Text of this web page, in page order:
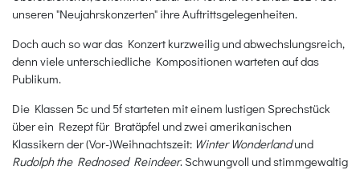
unseren "Neujahrskonzerten" ihre Auftrittsgelegenheiten.
Doch auch so war das Konzert kurzweilig und abwechslungsreich,
denn viele unterschiedliche Kompositionen warteten auf das
Publikum.
Die Klassen 5c und 5f starteten mit einem lustigen Sprechstück
über ein Rezept für Bratäpfel und zwei amerikanischen
Klassikern der (Vor-)Weihnachtszeit: Winter Wonderlandund
Rudolph the Rednosed Reindeer. Schwungvoll und stimmgewaltig